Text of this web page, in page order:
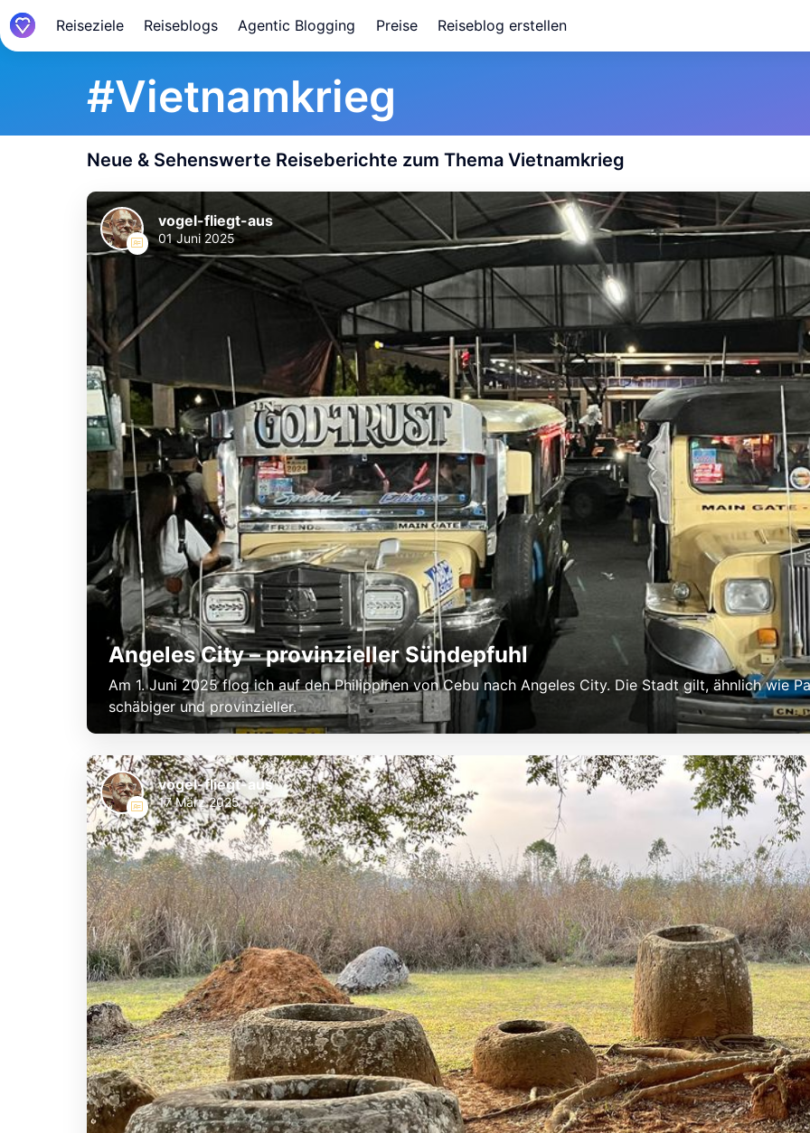
Reiseziele Reiseblogs Agentic Blogging Preise Reiseblog erstellen
#Vietnamkrieg
Neue & Sehenswerte Reiseberichte zum Thema Vietnamkrieg
Angeles City – provinzieller Sündepfuhl
Am 1. Juni 2025 flog ich auf den Philippinen von Cebu nach Angeles City. Die Stadt gilt, ähnlich wie
schäbiger und provinzieller.
vogel-fliegt-aus
01 Juni 2025
vogel-fliegt-aus
17 März 2025